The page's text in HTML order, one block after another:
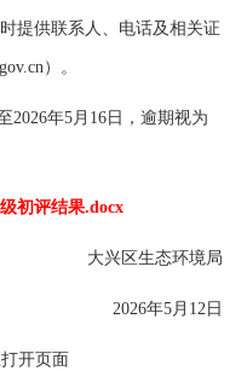
提供联系人、电话及相关证
）。
年5月16日，逾期视为
初评结果.docx
大兴区生态环境局
2026年5月12日
开页面